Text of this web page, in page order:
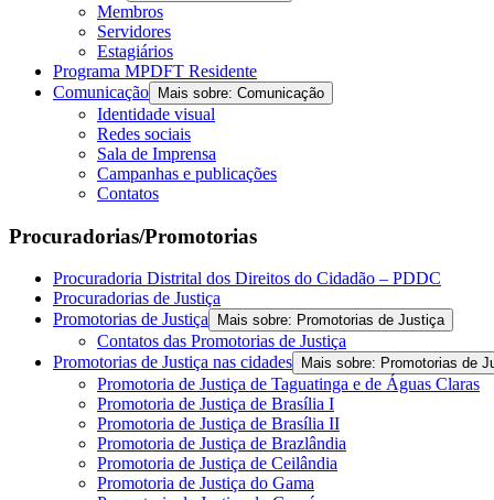
Membros
Servidores
Estagiários
Programa MPDFT Residente
Comunicação
Mais sobre: Comunicação
Identidade visual
Redes sociais
Sala de Imprensa
Campanhas e publicações
Contatos
Procuradorias/Promotorias
Procuradoria Distrital dos Direitos do Cidadão – PDDC
Procuradorias de Justiça
Promotorias de Justiça
Mais sobre: Promotorias de Justiça
Contatos das Promotorias de Justiça
Promotorias de Justiça nas cidades
Mais sobre: Promotorias de
Promotoria de Justiça de Taguatinga e de Águas Claras
Promotoria de Justiça de Brasília I
Promotoria de Justiça de Brasília II
Promotoria de Justiça de Brazlândia
Promotoria de Justiça de Ceilândia
Promotoria de Justiça do Gama